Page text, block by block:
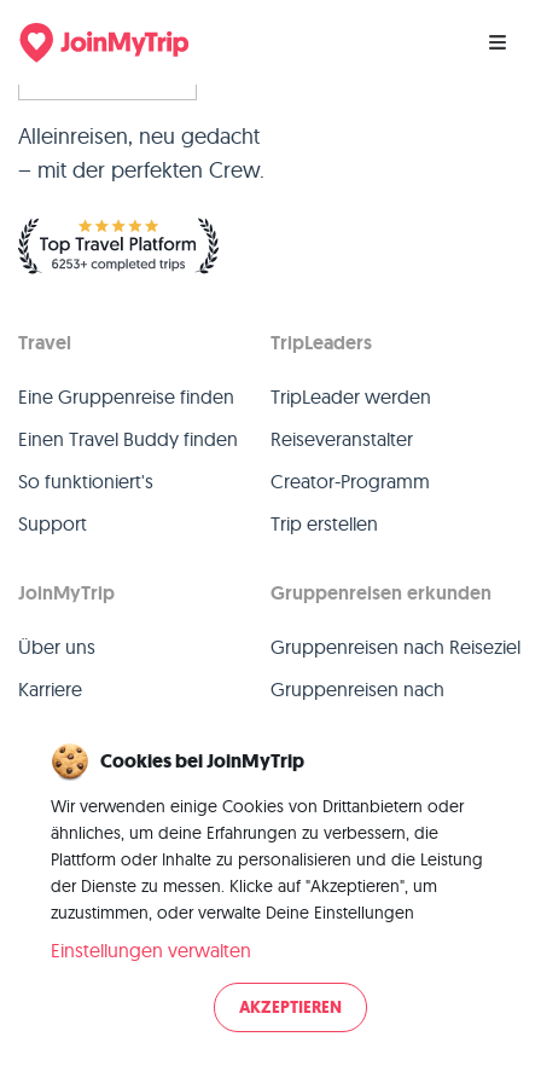
Alleinreisen, neu gedacht
– mit der perfekten Crew.
Travel
Eine Gruppenreise finden
Einen Travel Buddy finden
So funktioniert's
Support
TripLeaders
TripLeader werden
Reiseveranstalter
Creator-Programm
Trip erstellen
JoinMyTrip
Über uns
Karriere
Blog
Kontakt
Gruppenreisen erkunden
Gruppenreisen nach Reiseziel
Gruppenreisen nach
Alle Gruppenreisen
Vergangene Gruppenreisen
Alle Kategorien
Datenschutz
Cookies bei JoinMyTrip
Wir verwenden einige Cookies von Drittanbietern oder
ähnliches, um deine Erfahrungen zu verbessern, die
Plattform oder Inhalte zu personalisieren und die Leistung
der Dienste zu messen. Klicke auf "Akzeptieren", um
zuzustimmen, oder verwalte Deine Einstellungen
Einstellungen verwalten
AKZEPTIEREN